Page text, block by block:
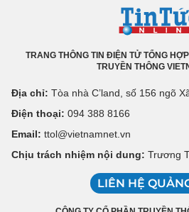
TRANG THÔNG TIN ĐIỆN TỬ TỔNG
TRUYỀN THÔNG
Địa chỉ: Tòa nhà C’land, số 156 ngõ
Điện thoại: 094 388 8166
Email: ttol@vietnamnet.vn
Chịu trách nhiệm nội dung: Trương
LIÊN HỆ